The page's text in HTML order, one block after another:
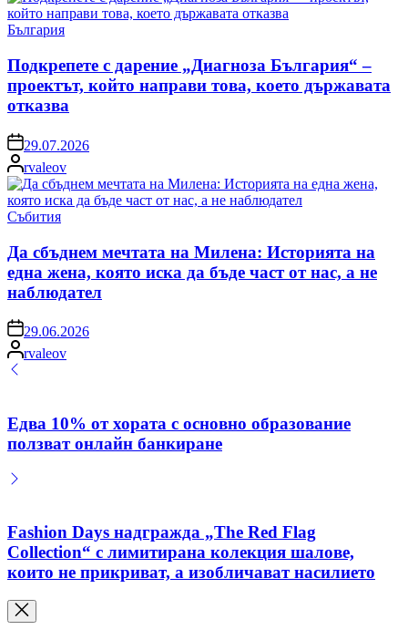
Posted
България
Подкрепете с дарение „Диагноза България“ –
проектът, който направи това, което държавата
отказва
on 29.07.2026
Posted
by
rvaleov
Posted
Събития
Да сбъднем мечтата на Милена: Историята на
една жена, която иска да бъде част от нас, а не
наблюдател
on 29.06.2026
Posted
by
rvaleov
Едва 10% от хората с основно образование
ползват онлайн банкиране
Fashion Days надгражда „The Red Flag
Collection“ с лимитирана колекция шалове,
които не прикриват, а изобличават насилието